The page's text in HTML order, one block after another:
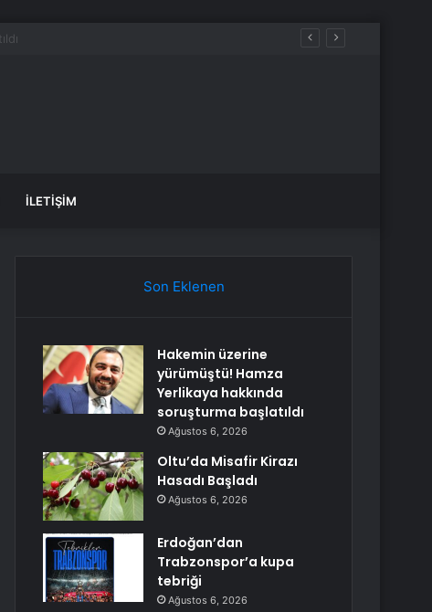
İLETIŞIM
Son Eklenen
Hakemin üzerine
yürümüştü! Hamza
Yerlikaya hakkında
soruşturma başlatıldı
Ağustos 6, 2026
Oltu’da Misafir Kirazı
Hasadı Başladı
Ağustos 6, 2026
Erdoğan’dan
Trabzonspor’a kupa
tebriği
Ağustos 6, 2026